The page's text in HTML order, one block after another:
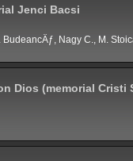
Jenci Bacsi
BudeancÄƒ, Nagy C., M.
Dios (memorial Cristi